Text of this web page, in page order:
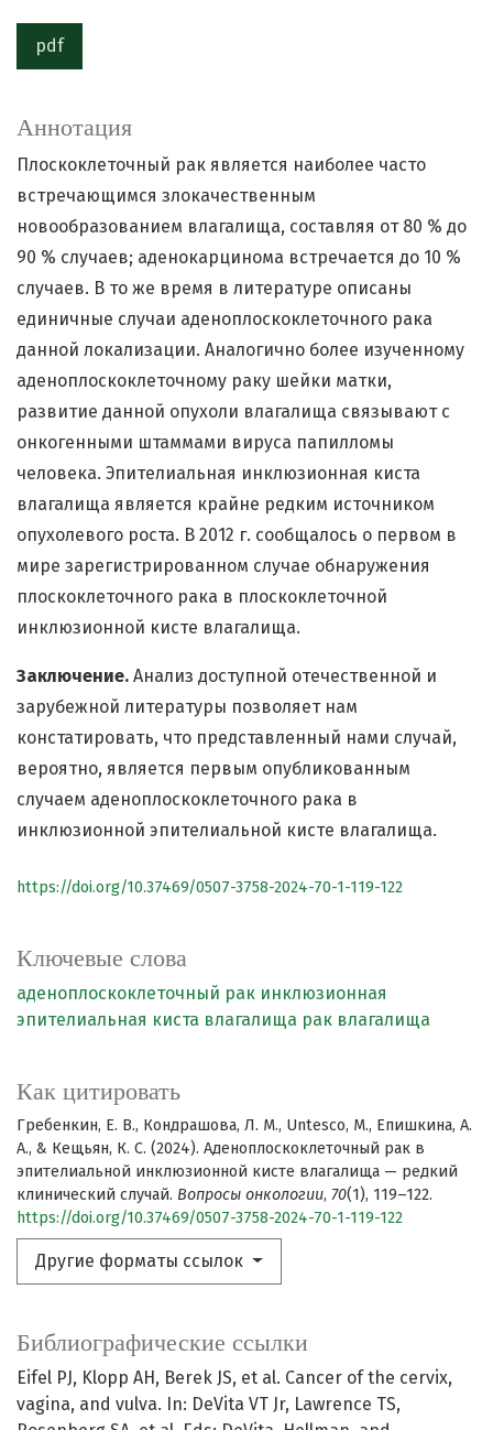
pdf
Ключевые слова
аденоплоскоклеточный рак инклюзионная
эпителиальная киста влагалища рак влагалища
Как цитировать
Гребенкин, Е. В., Кондрашова, Л. М., Untesco, M., Епишкина, А.
А., & Кещьян, К. С. (2024). Аденоплоскоклеточный рак в
эпителиальной инклюзионной кисте влагалища — редкий
клинический случай. Вопросы онкологии, 70(1), 119–122.
https://doi.org/10.37469/0507-3758-2024-70-1-119-122
Другие форматы ссылок
Аннотация
Плоскоклеточный рак является наиболее часто
встречающимся злокачественным
новообразованием влагалища, составляя от 80 % до
90 % случаев; аденокарцинома встречается до 10 %
случаев. В то же время в литературе описаны
единичные случаи аденоплоскоклеточного рака
данной локализации. Аналогично более изученному
аденоплоскоклеточному раку шейки матки,
развитие данной опухоли влагалища связывают с
онкогенными штаммами вируса папилломы
человека. Эпителиальная инклюзионная киста
влагалища является крайне редким источником
опухолевого роста. В 2012 г. сообщалось о первом в
мире зарегистрированном случае обнаружения
плоскоклеточного рака в плоскоклеточной
инклюзионной кисте влагалища.
Заключение. Анализ доступной отечественной и
зарубежной литературы позволяет нам
констатировать, что представленный нами случай,
вероятно, является первым опубликованным
случаем аденоплоскоклеточного рака в
инклюзионной эпителиальной кисте влагалища.
https://doi.org/10.37469/0507-3758-2024-70-1-119-122
Библиографические ссылки
Eifel PJ, Klopp AH, Berek JS, et al. Cancer of the cervix,
vagina, and vulva. In: DeVita VT Jr, Lawrence TS,